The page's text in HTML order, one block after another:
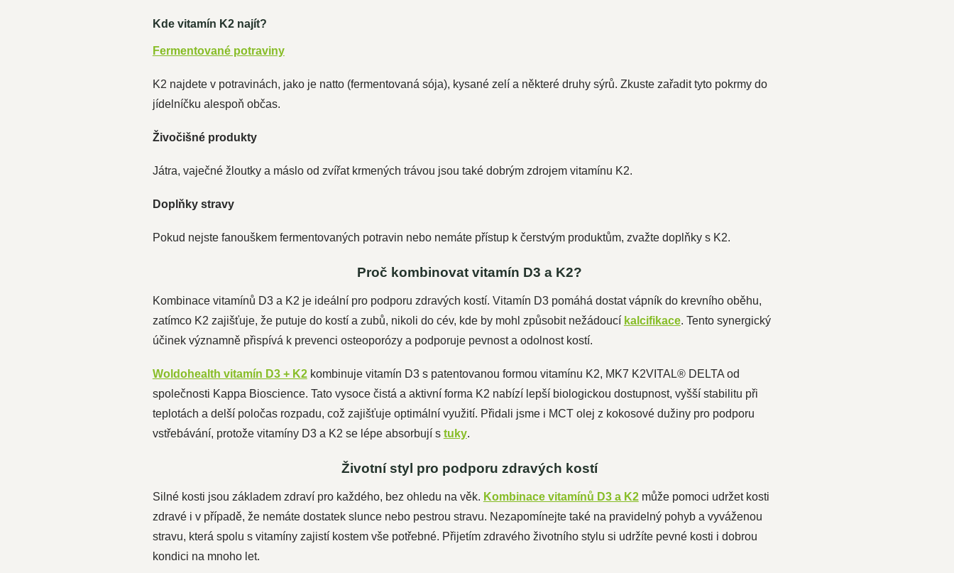
Kde vitamín K2 najít?
Fermentované potraviny
K2 najdete v potravinách, jako je natto (fermentovaná sója), kysané zelí a některé druhy sýrů. Zkuste zařadit tyto pokrmy do
jídelníčku alespoň občas.
Živočišné produkty
Játra, vaječné žloutky a máslo od zvířat krmených trávou jsou také dobrým zdrojem vitamínu K2.
Doplňky stravy
Pokud nejste fanouškem fermentovaných potravin nebo nemáte přístup k čerstvým produktům, zvažte doplňky s K2.
Proč kombinovat vitamín D3 a K2?
Kombinace vitamínů D3 a K2 je ideální pro podporu zdravých kostí. Vitamín D3 pomáhá dostat vápník do krevního oběhu,
zatímco K2 zajišťuje, že putuje do kostí a zubů, nikoli do cév, kde by mohl způsobit nežádoucí kalcifikace. Tento synergický
účinek významně přispívá k prevenci osteoporózy a podporuje pevnost a odolnost kostí.
Woldohealth vitamín D3 + K2kombinuje vitamín D3 s patentovanou formou vitamínu K2, MK7 K2VITAL® DELTA od
společnosti Kappa Bioscience. Tato vysoce čistá a aktivní forma K2 nabízí lepší biologickou dostupnost, vyšší stabilitu při
teplotách a delší poločas rozpadu, což zajišťuje optimální využití. Přidali jsme i MCT olej z kokosové dužiny pro podporu
vstřebávání, protože vitamíny D3 a K2 se lépe absorbují s tuky.
Životní styl pro podporu zdravých kostí
Silné kosti jsou základem zdraví pro každého, bez ohledu na věk. Kombinace vitamínů D3 a K2může pomoci udržet kosti
zdravé i v případě, že nemáte dostatek slunce nebo pestrou stravu. Nezapomínejte také na pravidelný pohyb a vyváženou
stravu, která spolu s vitamíny zajistí kostem vše potřebné. Přijetím zdravého životního stylu si udržíte pevné kosti i dobrou
kondici na mnoho let.